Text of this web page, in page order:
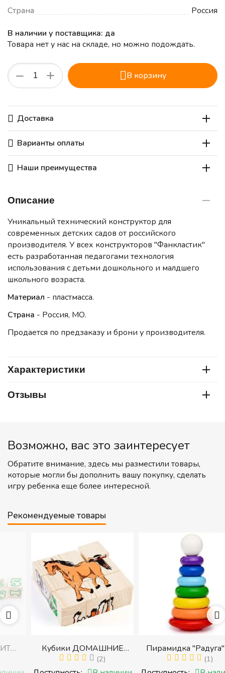
Страна
Россия
В наличии у поставщика: да
Товара нет у нас на складе, но можно подождать.
+
− В корзину
Доставка
Варианты оплаты
Наши преимущества
Описание
Уникальный технический конструктор для
современных детских садов от российского
производителя. У всех конструкторов "Фанкластик"
есть разработанная педагогами технология
использования с детьми дошкольного и малдшего
школьного возраста.
Материал - пластмасса.
Страна - Россия, МО.
Продается по предзаказу и брони у производителя.
Характеристики
Отзывы
Возможно, вас это заинтересует
Обратите внимание, здесь мы разместили товары,
которые могли бы дополнить вашу покупку, сделать
игру ребенка еще более интересной.
Рекомендуемые товары
Кубики ДОМАШНИЕ
ЖИВОТНЫЕ (Томик)
(Набор кубиков
(2)
Пирамидка "Радуга" (8
деталей) (Пирамидка
среднего размера)
(1)